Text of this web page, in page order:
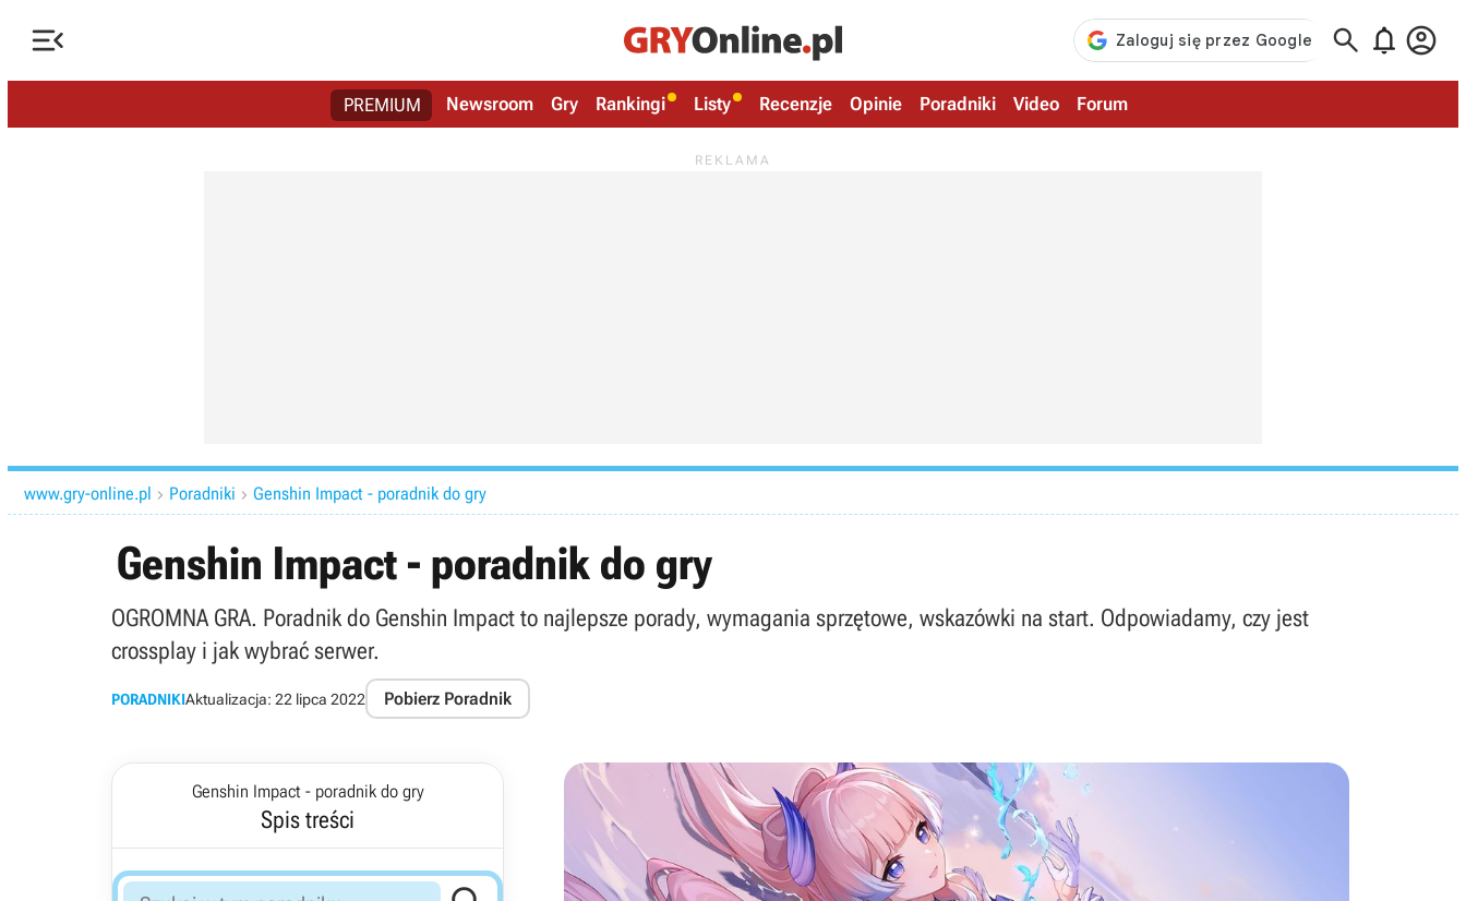
   
PREMIUM Newsroom Gry Rankingi Listy Recenzje Opinie Poradniki Video Forum
www.gry-online.pl  Poradniki  Genshin Impact - poradnik do gry
Genshin Impact - poradnik do gry
OGROMNA GRA. Poradnik do Genshin Impact to najlepsze porady, wymagania sprzętowe, wskazówki na start. Odpowiadamy, czy jest
crossplay i jak wybrać serwer.
PORADNIKIAktualizacja: 22 lipca 2022 Pobierz Poradnik
Genshin Impact - poradnik do gry
Spis treści